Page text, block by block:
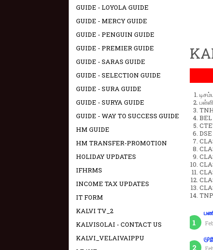
BEL
GUIDE - LOYOLA GUIDE
GUIDE - MERCY GUIDE
GUIDE - PENGUIN GUIDE
GUIDE - PREMIER GUIDE
GUIDE - SARAS GUIDE
GUIDE - SELECTION GUIDE
GUIDE - SURA GUIDE
GUIDE - SURYA GUIDE
GUIDE - WAY TO SUCCESS GUIDE
HM GUIDE
HM TRANSFER-PROMOTION
HOLIDAY UPDATES
IFHRMS
INCOME TAX UPDATES
IT FORM
KALVI TV_2
KALVISOLAI - CONTACT US
KALVI_VELAIVAIPPU